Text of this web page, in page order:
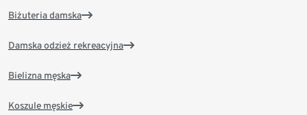
Biżuteria damska
Damska odzież rekreacyjna
Bielizna męska
Koszule męskie